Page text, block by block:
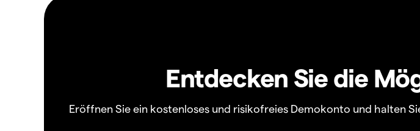
Entdecken Sie die
Eröffnen Sie ein kostenloses und risikofreies Demokonto und halten